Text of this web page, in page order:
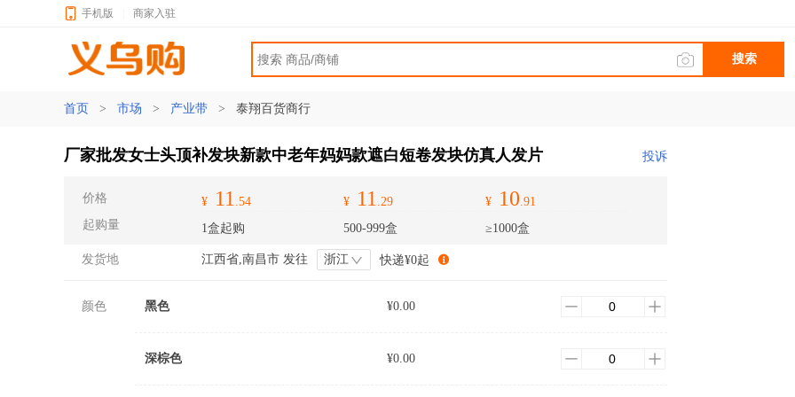
手机版 商家入驻
搜索
首页 > 市场 > 产业带 > 泰翔百货商行
厂家批发女士头顶补发块新款中老年妈妈款遮白短卷发块仿真人发片 投诉
价格
起购量
¥ 11 .54
1盒起购
¥ 11 .29
500-999盒
¥ 10.91
≥1000盒
发货地 江西省,南昌市 发往 浙江 快递¥0起
颜色 黑色 ¥0.00
深棕色 ¥0.00